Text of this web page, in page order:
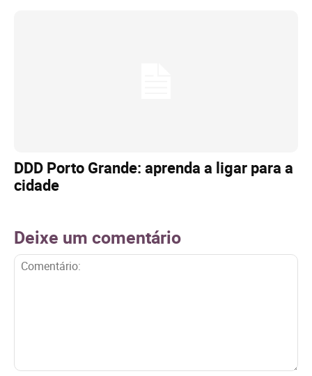
DDD Porto Grande: aprenda a ligar para a
cidade
Deixe um comentário